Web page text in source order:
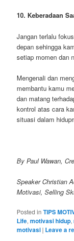
10. Keberadaan
Jangan terlalu
depan sehingga
setiap momen dan
Mengenali dan
membantu kamu
dan matang
kontrol atas cara
situasi dalam
By Paul Wawan,
Speaker Christian
Motivasi, Selling
Posted in TIPS
Life,motivasi hidup,
motivasi | Leave a